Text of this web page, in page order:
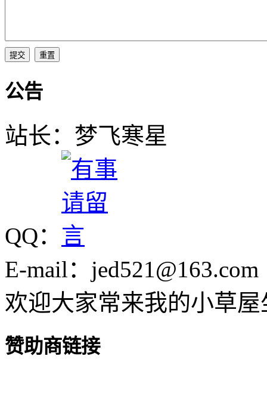
公告
站长：梦飞寒星
QQ：
E-mail：jed521@163.com
欢迎大家常来我的小草屋
赞助商链接